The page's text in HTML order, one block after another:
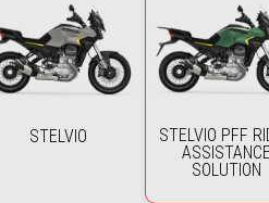
STELVIO
STELVIO PFF
ASSISTANCE
SOLUTION